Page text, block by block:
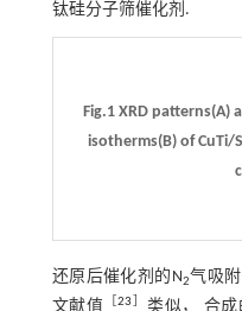
钛硅分子筛催化剂.
Fig.1 XRD patterns(A)
isotherms(B) of CuTi/
还原后催化剂的N2气吸
文献值 ［23 类似， 合成